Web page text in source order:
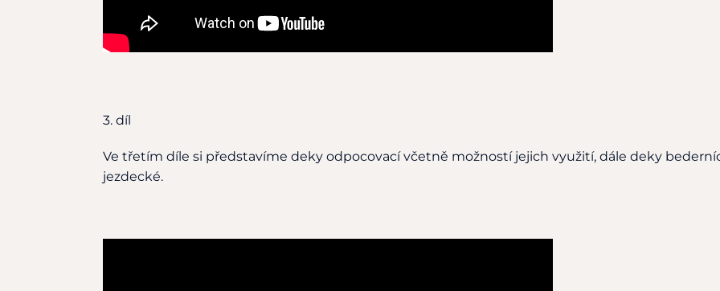
3. díl
Ve třetím díle si představíme deky odpocovací včetně možností jejich využití, dále deky
jezdecké.